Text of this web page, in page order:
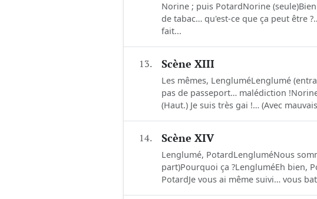
Norine ; puis PotardNorine
de tabac… qu'est-ce que ça peut être
fait...
13. Scène XIII
Les mêmes, LengluméLenglumé
pas de passeport… malédiction
(Haut.) Je suis très gai !… (Avec
14. Scène XIV
Lenglumé, PotardLengluméNous
part)Pourquoi ça ?LengluméEh bien,
PotardJe vous ai même suivi… vous